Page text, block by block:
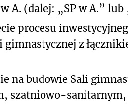
A. (dalej: „SP w A.” lub
procesu
gimnastycznej z
na budowie Sali
szatniowo-